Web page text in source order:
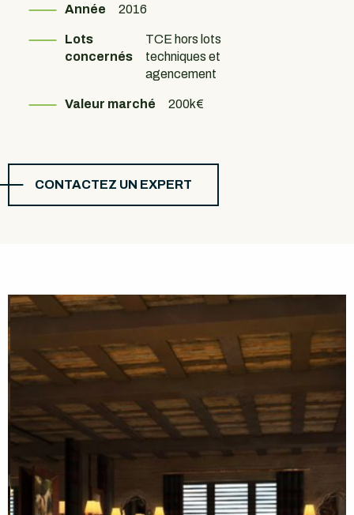
Année 2016
Lots
concernés
TCE hors lots
techniques et
agencement
Valeur marché 200k€
CONTACTEZ UN EXPERT